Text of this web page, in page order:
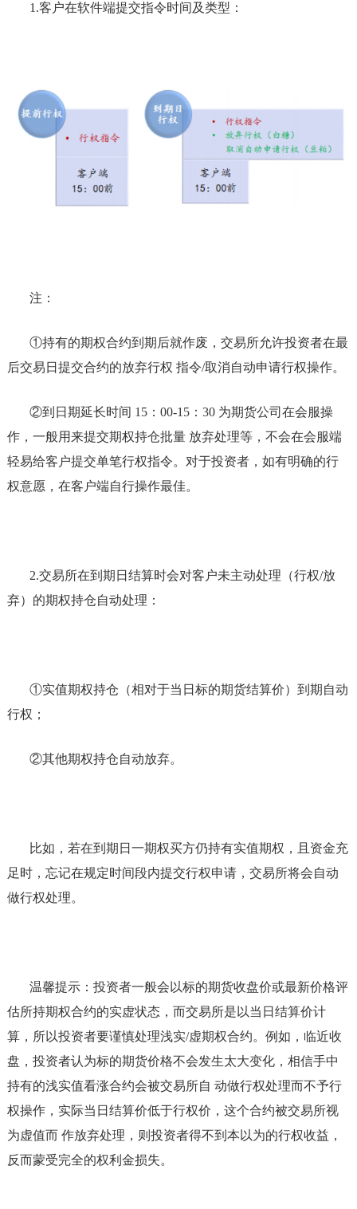
1.客户在软件端提交指令时间及类型：
注：
①持有的期权合约到期后就作废，交易所允许投资者在最
后交易日提交合约的放弃行权 指令/取消自动申请行权操作。
②到日期延长时间 15：00-15：30 为期货公司在会服操
作，一般用来提交期权持仓批量 放弃处理等，不会在会服端
轻易给客户提交单笔行权指令。对于投资者，如有明确的行
权意愿，在客户端自行操作最佳。
2.交易所在到期日结算时会对客户未主动处理（行权/放
弃）的期权持仓自动处理：
①实值期权持仓（相对于当日标的期货结算价）到期自动
行权；
②其他期权持仓自动放弃。
比如，若在到期日一期权买方仍持有实值期权，且资金充
足时，忘记在规定时间段内提交行权申请，交易所将会自动
做行权处理。
温馨提示：投资者一般会以标的期货收盘价或最新价格评
估所持期权合约的实虚状态，而交易所是以当日结算价计
算，所以投资者要谨慎处理浅实/虚期权合约。例如，临近收
盘，投资者认为标的期货价格不会发生太大变化，相信手中
持有的浅实值看涨合约会被交易所自 动做行权处理而不予行
权操作，实际当日结算价低于行权价，这个合约被交易所视
为虚值而 作放弃处理，则投资者得不到本以为的行权收益，
反而蒙受完全的权利金损失。